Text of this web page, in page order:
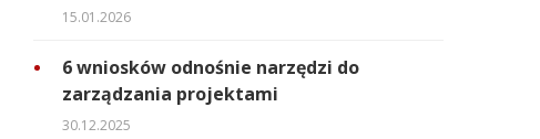
15.01.2026
6 wniosków odnośnie narzędzi do
zarządzania projektami
30.12.2025